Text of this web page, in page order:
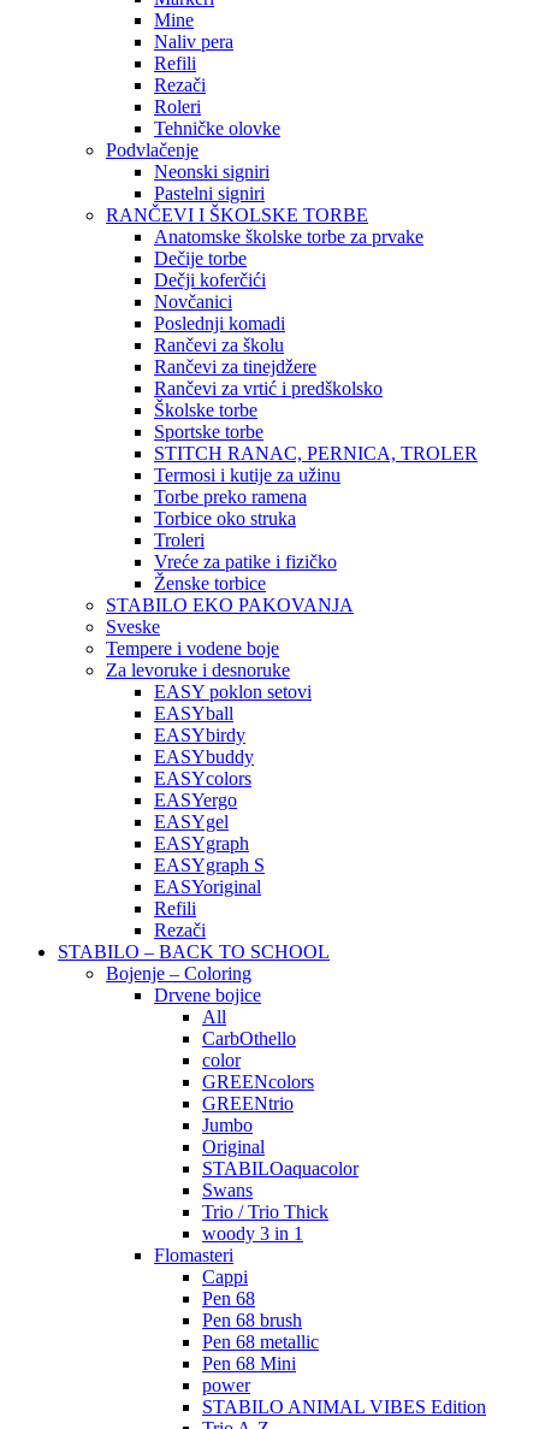
Mine
Naliv pera
Refili
Rezači
Roleri
Tehničke olovke
Podvlačenje
Neonski signiri
Pastelni signiri
RANČEVI I ŠKOLSKE TORBE
Anatomske školske torbe za prvake
Dečije torbe
Dečji koferčići
Novčanici
Poslednji komadi
Rančevi za školu
Rančevi za tinejdžere
Rančevi za vrtić i predškolsko
Školske torbe
Sportske torbe
STITCH RANAC, PERNICA, TROLER
Termosi i kutije za užinu
Torbe preko ramena
Torbice oko struka
Troleri
Vreće za patike i fizičko
Ženske torbice
STABILO EKO PAKOVANJA
Sveske
Tempere i vodene boje
Za levoruke i desnoruke
EASY poklon setovi
EASYball
EASYbirdy
EASYbuddy
EASYcolors
EASYergo
EASYgel
EASYgraph
EASYgraph S
EASYoriginal
Refili
Rezači
STABILO – BACK TO SCHOOL
Bojenje – Coloring
Drvene bojice
All
CarbOthello
color
GREENcolors
GREENtrio
Jumbo
Original
STABILOaquacolor
Swans
Trio / Trio Thick
woody 3 in 1
Flomasteri
Cappi
Pen 68
Pen 68 brush
Pen 68 metallic
Pen 68 Mini
power
STABILO ANIMAL VIBES Edition